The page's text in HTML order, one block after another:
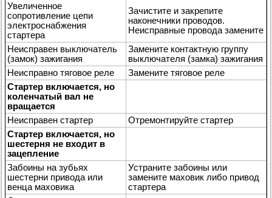
Увеличенное
сопротивление цепи
электроснабжения
стартера
Зачистите и закрепите
наконечники проводов.
Неисправные провода замените
Неисправен выключатель
(замок) зажигания
Замените контактную группу
выключателя (замка) зажигания
Неисправно тяговое реле
Замените тяговое реле
Стартер включается, но
коленчатый вал не
вращается
Неисправен стартер
Отремонтируйте стартер
Стартер включается, но
шестерня не входит в
зацепление
Забоины на зубьях
шестерни привода или
венца маховика
Устраните забоины или
замените маховик либо привод
стартера